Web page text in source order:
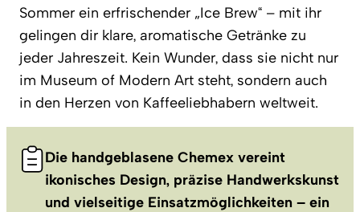
Sommer ein erfrischender „Ice Brew“ – mit ihr
gelingen dir klare, aromatische Getränke zu
jeder Jahreszeit. Kein Wunder, dass sie nicht nur
im Museum of Modern Art steht, sondern auch
in den Herzen von Kaffeeliebhabern weltweit.
Die handgeblasene Chemex vereint
ikonisches Design, präzise Handwerkskunst
und vielseitige Einsatzmöglichkeiten – ein